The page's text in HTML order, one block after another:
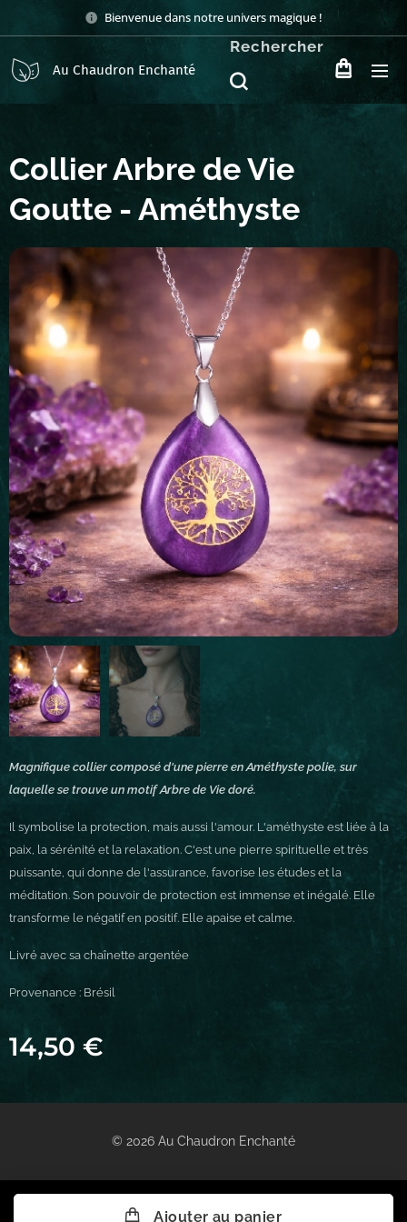
Bienvenue dans notre univers magique !
Au Chaudron Enchanté
Rechercher
Collier Arbre de Vie
Goutte - Améthyste
Magnifique collier composé d'une pierre en Améthyste polie, sur
laquelle se trouve un motif Arbre de Vie doré.
Il symbolise la protection, mais aussi l'amour. L'améthyste est liée à la
paix, la sérénité et la relaxation. C'est une pierre spirituelle et très
puissante, qui donne de l'assurance, favorise les études et la
méditation. Son pouvoir de protection est immense et inégalé. Elle
transforme le négatif en positif. Elle apaise et calme.
Livré avec sa chaînette argentée
Provenance : Brésil
14,50 €
Ajouter au panier
© 2026 Au Chaudron Enchanté